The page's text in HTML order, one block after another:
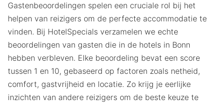
Gastenbeoordelingen spelen een cruciale rol bij het
helpen van reizigers om de perfecte accommodatie te
vinden. Bij HotelSpecials verzamelen we echte
beoordelingen van gasten die in de hotels in Bonn
hebben verbleven. Elke beoordeling bevat een score
tussen 1 en 10, gebaseerd op factoren zoals netheid,
comfort, gastvrijheid en locatie. Zo krijg je eerlijke
inzichten van andere reizigers om de beste keuze te